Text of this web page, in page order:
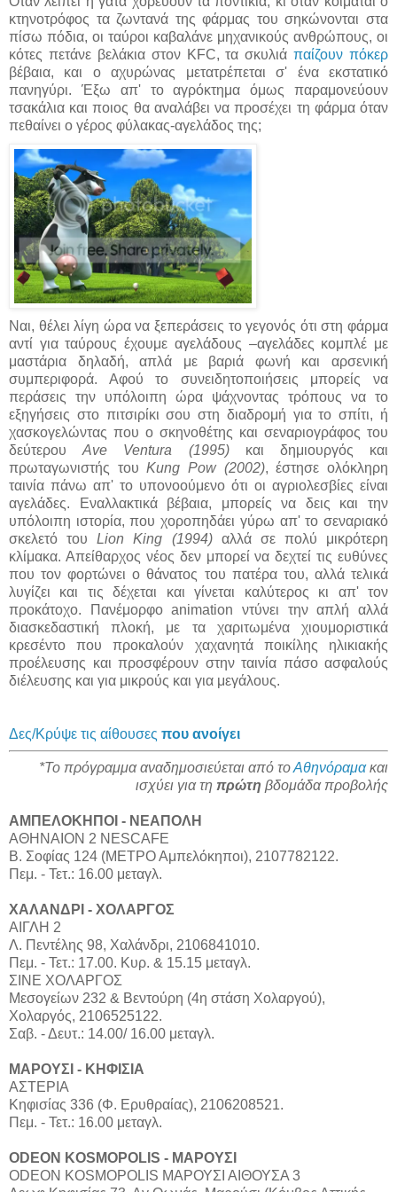
κτηνοτρόφος τα ζωντανά της φάρμας του σηκώνονται στα
πίσω πόδια, οι ταύροι καβαλάνε μηχανικούς ανθρώπους, οι
κότες πετάνε βελάκια στον KFC, τα σκυλιάπαίζουν πόκερ
βέβαια, και ο αχυρώνας μετατρέπεται σ' ένα εκστατικό
πανηγύρι. Έξω απ' το αγρόκτημα όμως παραμονεύουν
τσακάλια και ποιος θα αναλάβει να προσέχει τη φάρμα όταν
πεθαίνει ο γέρος φύλακας-αγελάδος της;
Ναι, θέλει λίγη ώρα να ξεπεράσεις το γεγονός ότι στη φάρμα
αντί για ταύρους έχουμε αγελάδους –αγελάδες κομπλέ με
μαστάρια δηλαδή, απλά με βαριά φωνή και αρσενική
συμπεριφορά. Αφού το συνειδητοποιήσεις μπορείς να
περάσεις την υπόλοιπη ώρα ψάχνοντας τρόπους να το
εξηγήσεις στο πιτσιρίκι σου στη διαδρομή για το σπίτι, ή
χασκογελώντας που ο σκηνοθέτης και σεναριογράφος του
δεύτερουAve Ventura (1995)και δημιουργός και
πρωταγωνιστής τουKung Pow (2002), έστησε ολόκληρη
ταινία πάνω απ' το υπονοούμενο ότι οι αγριολεσβίες είναι
αγελάδες. Εναλλακτικά βέβαια, μπορείς να δεις και την
υπόλοιπη ιστορία, που χοροπηδάει γύρω απ' το σεναριακό
σκελετό τουLion King (1994)αλλά σε πολύ μικρότερη
κλίμακα. Απείθαρχος νέος δεν μπορεί να δεχτεί τις ευθύνες
που τον φορτώνει ο θάνατος του πατέρα του, αλλά τελικά
λυγίζει και τις δέχεται και γίνεται καλύτερος κι απ' τον
προκάτοχο. Πανέμορφο animation ντύνει την απλή αλλά
διασκεδαστική πλοκή, με τα χαριτωμένα χιουμοριστικά
κρεσέντο που προκαλούν χαχανητά ποικίλης ηλικιακής
προέλευσης και προσφέρουν στην ταινία πάσο ασφαλούς
διέλευσης και για μικρούς και για μεγάλους.
Δες/Κρύψε τις αίθουσες που ανοίγει
*Το πρόγραμμα αναδημοσιεύεται από τοΑθηνόραμακαι
ισχύει για τη πρώτη βδομάδα προβολής
ΑΜΠΕΛΟΚΗΠΟΙ - ΝΕΑΠΟΛΗ
ΑΘΗΝΑΙΟΝ 2 NESCAFE
Β. Σοφίας 124 (ΜΕΤΡΟ Αμπελόκηποι), 2107782122.
Πεμ. - Τετ.: 16.00 μεταγλ.
ΧΑΛΑΝΔΡΙ - ΧΟΛΑΡΓΟΣ
ΑΙΓΛΗ 2
Λ. Πεντέλης 98, Χαλάνδρι, 2106841010.
Πεμ. - Τετ.: 17.00. Κυρ. & 15.15 μεταγλ.
ΣΙΝΕ ΧΟΛΑΡΓΟΣ
Μεσογείων 232 & Βεντούρη (4η στάση Χολαργού),
Χολαργός, 2106525122.
Σαβ. - Δευτ.: 14.00/ 16.00 μεταγλ.
ΜΑΡΟΥΣΙ - ΚHΦΙΣΙΑ
ΑΣΤΕΡΙΑ
Κηφισίας 336 (Φ. Ερυθραίας), 2106208521.
Πεμ. - Τετ.: 16.00 μεταγλ.
ODEON KOSMOPOLIS - ΜΑΡΟΥΣΙ
ODEON KOSMOPOLIS ΜΑΡΟΥΣΙ ΑΙΘΟΥΣΑ 3